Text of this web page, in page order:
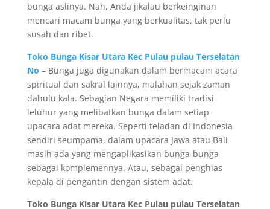
bunga aslinya. Nah, Anda jikalau berkeinginan
mencari macam bunga yang berkualitas, tak perlu
susah dan ribet.
Toko Bunga Kisar Utara Kec Pulau pulau Terselatan
No – Bunga juga digunakan dalam bermacam acara
spiritual dan sakral lainnya, malahan sejak zaman
dahulu kala. Sebagian Negara memiliki tradisi
leluhur yang melibatkan bunga dalam setiap
upacara adat mereka. Seperti teladan di Indonesia
sendiri seumpama, dalam upacara Jawa atau Bali
masih ada yang mengaplikasikan bunga-bunga
sebagai komplemennya. Atau, sebagai penghias
kepala di pengantin dengan sistem adat.
Toko Bunga Kisar Utara Kec Pulau pulau Terselatan